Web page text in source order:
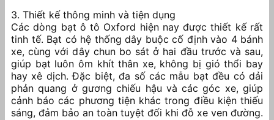
3. Thiết kế thông minh và tiện dụng
Các dòng bạt ô tô Oxford hiện nay được thiết kế rất
tinh tế. Bạt có hệ thống dây buộc cố định vào 4 bánh
xe, cùng với dây chun bo sát ở hai đầu trước và sau,
giúp bạt luôn ôm khít thân xe, không bị gió thổi bay
hay xê dịch. Đặc biệt, đa số các mẫu bạt đều có dải
phản quang ở gương chiếu hậu và các góc xe, giúp
cảnh báo các phương tiện khác trong điều kiện thiếu
sáng, đảm bảo an toàn tuyệt đối khi đỗ xe ven đường.